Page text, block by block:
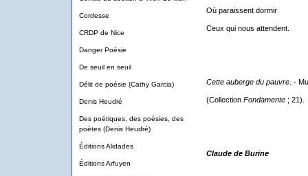
Cordesse
CRDP de Nice
Danger Poésie
De seuil en seuil
Délit de poésie (Cathy Garcia)
Denis Heudré
Des poétiques, des poésies, des
poètes (Denis Heudré)
Éditions Alidades
Éditions Arfuyen
Où paraissent dormir
Ceux qui nous attendent.
Cette auberge du pauvre. -
(Collection Fondamente; 21).
Claude de Burine